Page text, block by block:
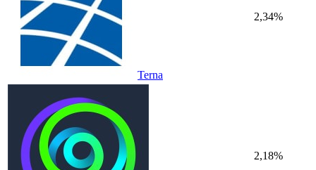
Terna
2,34%
2,18%